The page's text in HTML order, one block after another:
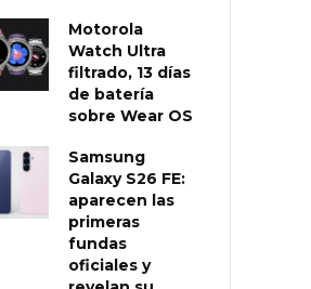
Motorola
Watch Ultra
filtrado, 13 días
de batería
sobre Wear OS
Samsung
Galaxy S26 FE:
aparecen las
primeras
fundas
oficiales y